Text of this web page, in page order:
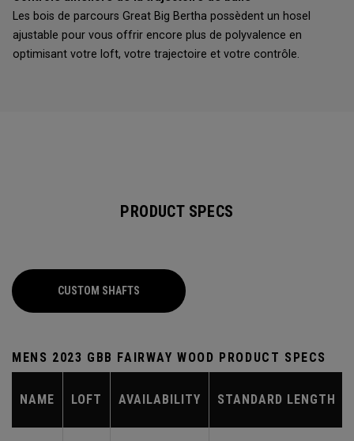
Les bois de parcours Great Big Bertha possèdent un hosel
ajustable pour vous offrir encore plus de polyvalence en
optimisant votre loft, votre trajectoire et votre contrôle.
PRODUCT SPECS
CUSTOM SHAFTS
MENS 2023 GBB FAIRWAY WOOD PRODUCT SPECS
NAME LOFT AVAILABILITY STANDARD LENGTH